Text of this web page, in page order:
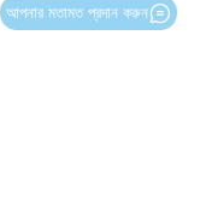
আপনার মতামত প্রদান করুন